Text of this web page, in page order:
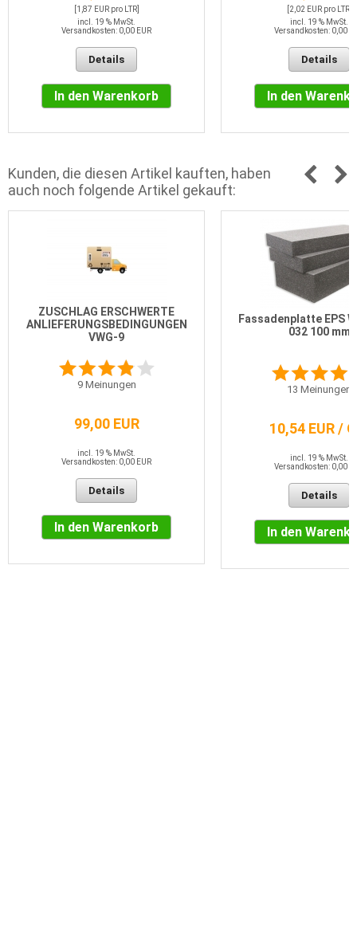
[1,87 EUR pro LTR]
incl. 19 % MwSt.
Versandkosten: 0,00 EUR
Details
In den Warenkorb
[2,02 EUR pro LTR]
incl. 19 % MwSt.
Versandkosten: 0,00
Details
In den
Kunden, die diesen Artikel kauften, haben
auch noch folgende Artikel gekauft:
ZUSCHLAG ERSCHWERTE
ANLIEFERUNGSBEDINGUNGEN
VWG-9
9Meinungen
99,00 EUR
incl. 19 % MwSt.
Versandkosten: 0,00 EUR
Details
In den Warenkorb
Fassadenplatte EPS
032 100 mm
13 Meinungen
10,54 EUR /
incl. 19 % MwSt.
Versandkosten: 0,00
Details
In den